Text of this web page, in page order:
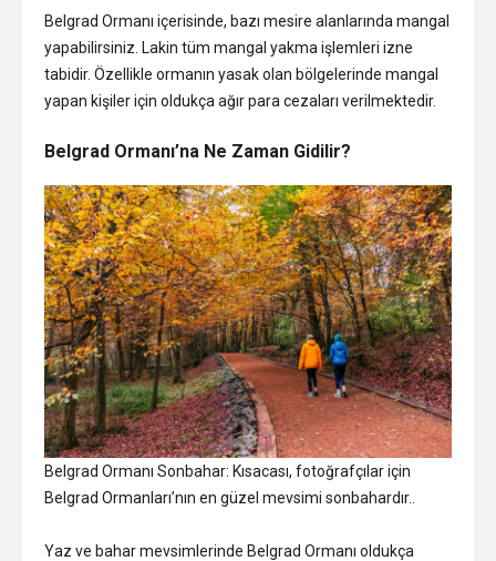
Belgrad Ormanı içerisinde, bazı mesire alanlarında mangal
yapabilirsiniz. Lakin tüm mangal yakma işlemleri izne
tabidir. Özellikle ormanın yasak olan bölgelerinde mangal
yapan kişiler için oldukça ağır para cezaları verilmektedir.
Belgrad Ormanı’na Ne Zaman Gidilir?
Belgrad Ormanı Sonbahar: Kısacası, fotoğrafçılar için
Belgrad Ormanları’nın en güzel mevsimi sonbahardır..
Yaz ve bahar mevsimlerinde Belgrad Ormanı oldukça